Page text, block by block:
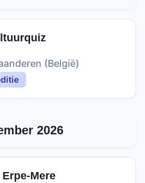
(België)
2026
Mere